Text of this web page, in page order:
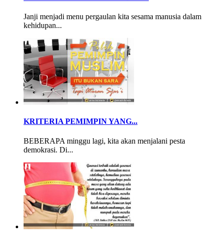
Janji menjadi menu pergaulan kita sesama manusia dalam
kehidupan...
KRITERIA PEMIMPIN YANG...
BEBERAPA minggu lagi, kita akan menjalani pesta
demokrasi. Di...